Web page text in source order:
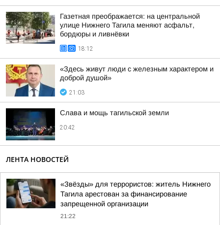
Газетная преображается: на центральной
улице Нижнего Тагила меняют асфальт,
бордюры и ливнёвки
18:12
«Здесь живут люди с железным характером и
доброй душой»
21:03
Слава и мощь тагильской земли
20:42
ЛЕНТА НОВОСТЕЙ
«Звёзды» для террористов: житель Нижнего
Тагила арестован за финансирование
запрещенной организации
21:22